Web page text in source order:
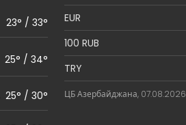
23° / 33°
25° / 34°
25° / 30°
EUR
100 RUB
TRY
ЦБ Азербайджана, 07.08.2026